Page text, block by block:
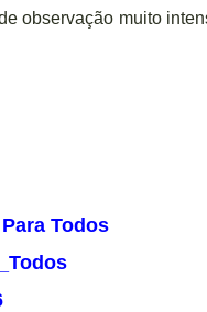
observação muito
Todos